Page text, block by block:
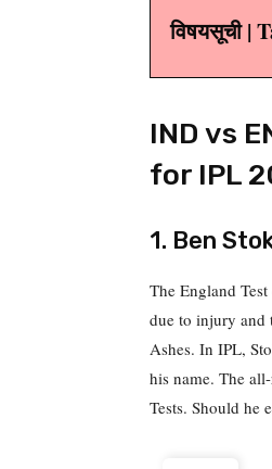
विषयसूची |
IND vs
for IPL
1. Ben
The England
due to injury and
Ashes. In IPL,
his name. The
Tests. Should he